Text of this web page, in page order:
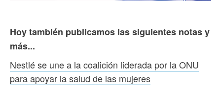
Hoy también publicamos las siguientes notas y
más...
Nestlé se une a la coalición liderada por la ONU
para apoyar la salud de las mujeres